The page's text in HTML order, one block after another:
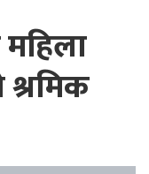
श्रमिक